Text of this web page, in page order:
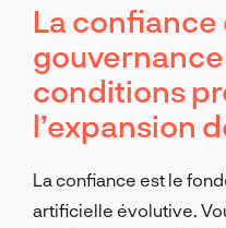
La confiance
conditions
l’expansion
La confiance est le
artificielle évolutive.